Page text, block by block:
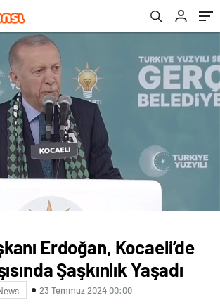
Erdoğan, Kocaeli’de
Şaşkınlık Yaşadı
23 Temmuz 2024 00:00